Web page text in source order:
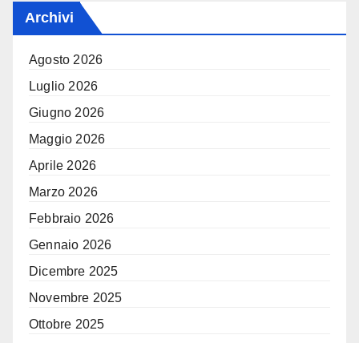
Archivi
Agosto 2026
Luglio 2026
Giugno 2026
Maggio 2026
Aprile 2026
Marzo 2026
Febbraio 2026
Gennaio 2026
Dicembre 2025
Novembre 2025
Ottobre 2025